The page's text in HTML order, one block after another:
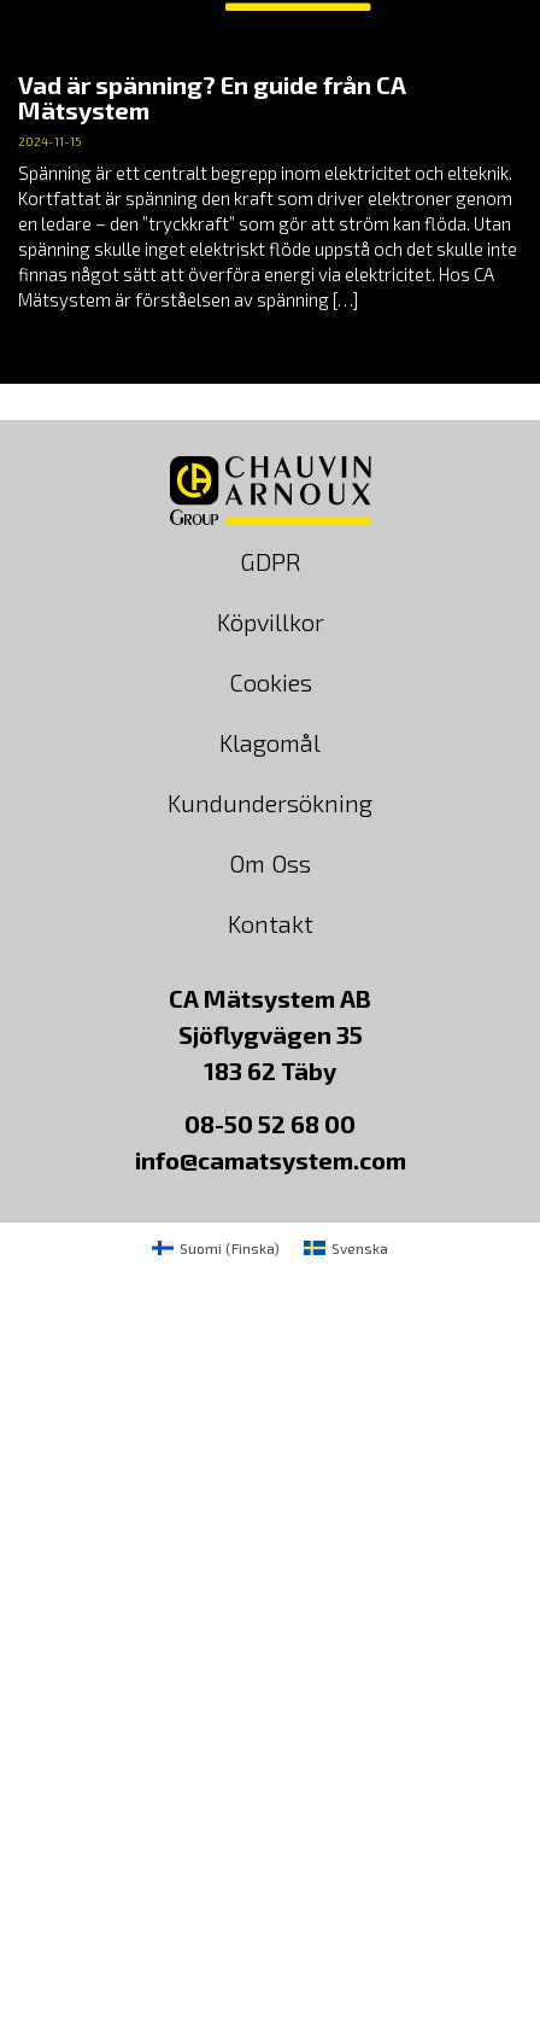
Vad är spänning? En guide från CA
Mätsystem
2024-11-15
Spänning är ett centralt begrepp inom elektricitet och elteknik.
Kortfattat är spänning den kraft som driver elektroner genom
en ledare – den ”tryckkraft” som gör att ström kan flöda. Utan
spänning skulle inget elektriskt flöde uppstå och det skulle inte
finnas något sätt att överföra energi via elektricitet. Hos CA
Mätsystem är förståelsen av spänning […]
GDPR
Köpvillkor
Cookies
Klagomål
Kundundersökning
Om Oss
Kontakt
CA Mätsystem AB
Sjöflygvägen 35
183 62 Täby
08-50 52 68 00
info@camatsystem.com
Suomi (Finska) Svenska